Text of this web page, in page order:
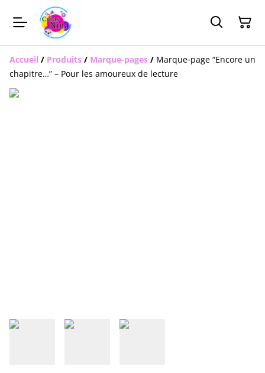
Accueil / Produits / Marque-pages / Marque‑page “Encore un
chapitre…” – Pour les amoureux de lecture